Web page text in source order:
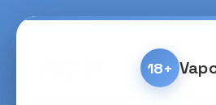
Hauptinhalt springen
Zur Suche springen
Zur Hauptnavigation springen
18+